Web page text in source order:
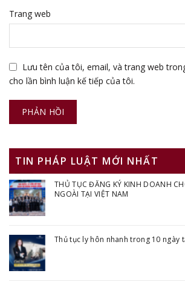
Trang web
Lưu tên của tôi, email, và trang web
cho lần bình luận kế tiếp của tôi.
TIN PHÁP LUẬT MỚI NHẤT
THỦ TỤC ĐĂNG KÝ KINH DOANH
NGOÀI TẠI VIỆT NAM
Thủ tục ly hôn nhanh trong 10 ngày